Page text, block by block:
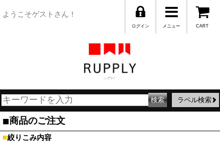
ようこそゲストさん！
CART
メニュー
ログイン
ラベル検索
■商品のご注文
■絞りこみ内容